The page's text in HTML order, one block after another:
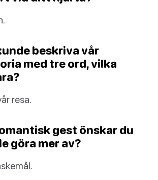
beskriva vår
med tre ord, vilka
resa.
gest önskar du
göra mer av?